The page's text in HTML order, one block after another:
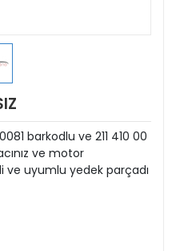
barkodlu ve 211 410 00
ve motor
ve uyumlu yedek parçadı